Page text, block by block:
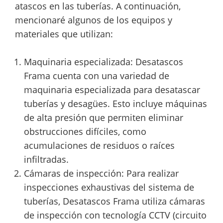
atascos en las tuberías. A continuación,
mencionaré algunos de los equipos y
materiales que utilizan:
Maquinaria especializada: Desatascos
Frama cuenta con una variedad de
maquinaria especializada para desatascar
tuberías y desagües. Esto incluye máquinas
de alta presión que permiten eliminar
obstrucciones difíciles, como
acumulaciones de residuos o raíces
infiltradas.
Cámaras de inspección: Para realizar
inspecciones exhaustivas del sistema de
tuberías, Desatascos Frama utiliza cámaras
de inspección con tecnología CCTV (circuito